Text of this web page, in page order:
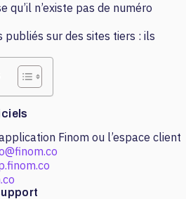
qu’il n’existe pas de numéro
publiés sur des sites tiers : ils
Finom ou l’espace client